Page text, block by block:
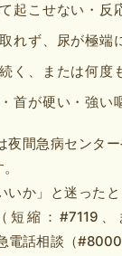
起こせない・反
れず、尿が極端
く、または何度
首が硬い・強い
夜間急病センタ
いか」と迷った
（短縮：#7119
電話相談（